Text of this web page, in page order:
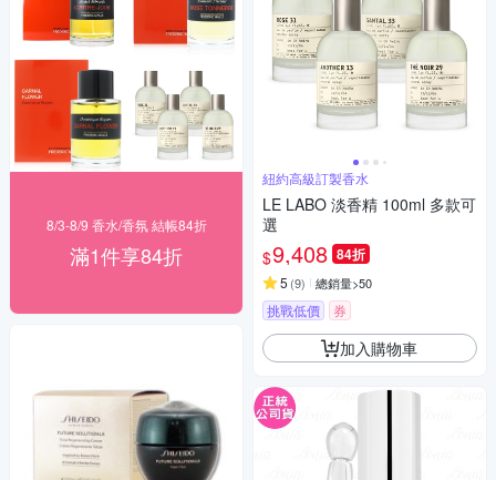
8/3-8/9 香水/香氛 結帳84折
滿1件享84折
紐約高級訂製香水
LE LABO 淡香精 100ml 多款可
選
$9,408 84折
5 (9) 總銷量>50
挑戰低價 券
加入購物車